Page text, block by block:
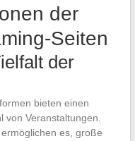
der
Seiten
der
bieten einen
von Veranstaltungen.
ermöglichen es, große